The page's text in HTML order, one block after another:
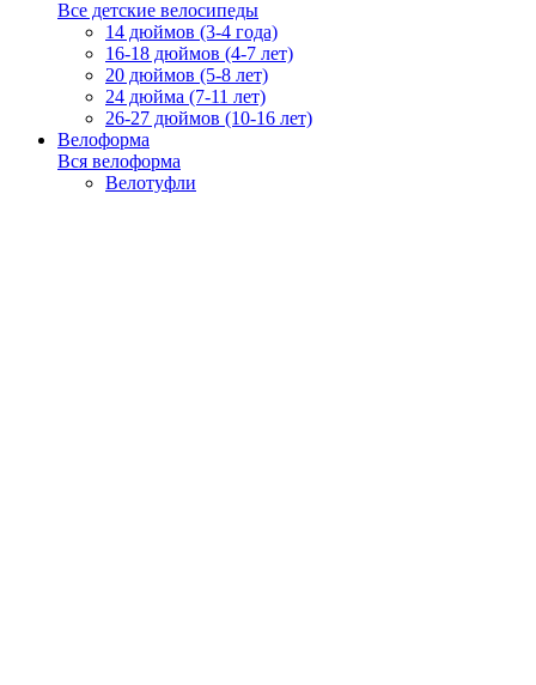
Все детские велосипеды
14 дюймов (3-4 года)
16-18 дюймов (4-7 лет)
20 дюймов (5-8 лет)
24 дюйма (7-11 лет)
26-27 дюймов (10-16 лет)
Велоформа
Вся велоформа
Велотуфли